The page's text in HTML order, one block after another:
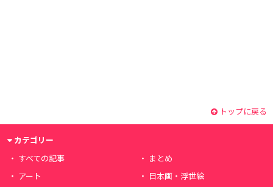
トップに戻る
カテゴリー
すべての記事
まとめ
アート
日本画・浮世絵